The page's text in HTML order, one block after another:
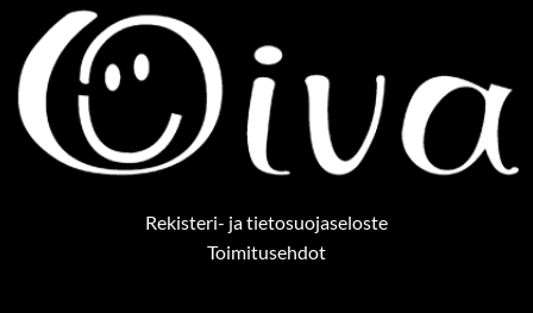
Rekisteri- ja tietosuojaseloste
Toimitusehdot